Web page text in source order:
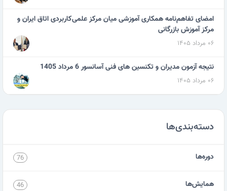
امضای تفاهم‌نامه همکاری آموزشی میان مرکز علمی‌کاربردی اتاق ایران و
مرکز آموزش بازرگانی
۰۶ مرداد ۱۴۰۵
نتیجه آزمون مدیران و تکنسین های فنی آسانسور 6 مرداد 1405
۰۶ مرداد ۱۴۰۵
دسته‌بندی‌ها
دوره‌ها 76
همایش‌ها 46